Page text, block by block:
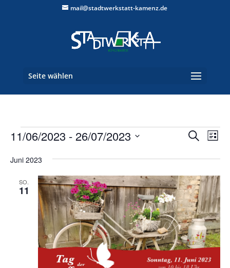
mail@stadtwerkstatt-kamenz.de
Seite wählen
Veranstaltungen
und
SucheListe
11/06/2023 - 26/07/2023
wählen.
Juni 2023
SO.
11